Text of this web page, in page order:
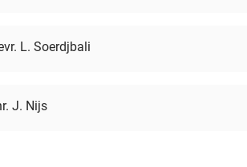
L. Soerdjbali
J. Nijs